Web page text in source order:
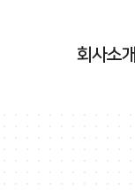
회사소개